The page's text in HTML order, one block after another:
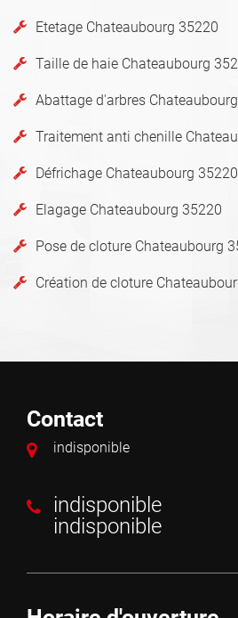
Etetage Chateaubourg 35220
Taille de haie Chateaubourg
Abattage d'arbres
Traitement anti chenille
Défrichage Chateaubourg 35220
Elagage Chateaubourg 35220
Pose de cloture Chateaubourg
Création de cloture
Contact
indisponible
indisponible
indisponible